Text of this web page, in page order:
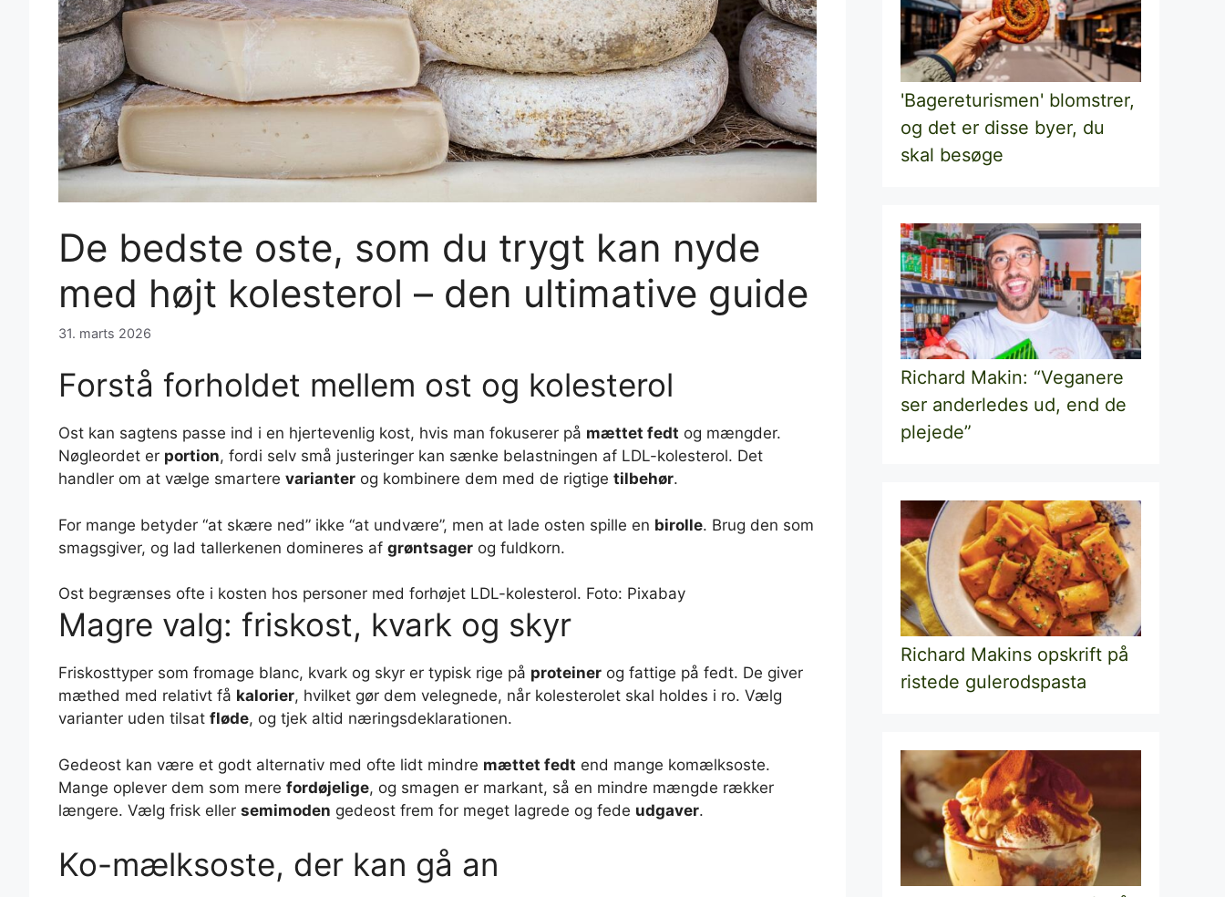
De bedste oste, som du trygt kan nyde
med højt kolesterol – den ultimative guide
31. marts 2026
Forstå forholdet mellem ost og kolesterol
Ost kan sagtens passe ind i en hjertevenlig kost, hvis man fokuserer på mættet fedt og mængder.
Nøgleordet er portion, fordi selv små justeringer kan sænke belastningen af LDL-kolesterol. Det
handler om at vælge smartere varianter og kombinere dem med de rigtige tilbehør.
For mange betyder “at skære ned” ikke “at undvære”, men at lade osten spille en birolle. Brug den som
smagsgiver, og lad tallerkenen domineres af grøntsager og fuldkorn.
Ost begrænses ofte i kosten hos personer med forhøjet LDL-kolesterol. Foto: Pixabay
Magre valg: friskost, kvark og skyr
Friskosttyper som fromage blanc, kvark og skyr er typisk rige på proteiner og fattige på fedt. De giver
mæthed med relativt få kalorier, hvilket gør dem velegnede, når kolesterolet skal holdes i ro. Vælg
varianter uden tilsat fløde, og tjek altid næringsdeklarationen.
Gedeost kan være et godt alternativ med ofte lidt mindre mættet fedt end mange komælksoste.
Mange oplever dem som mere fordøjelige, og smagen er markant, så en mindre mængde rækker
længere. Vælg frisk eller semimoden gedeost frem for meget lagrede og fede udgaver.
Ko-mælksoste, der kan gå an
'Bagereturismen' blomstrer,
og det er disse byer, du
skal besøge
Richard Makin: “Veganere
ser anderledes ud, end de
plejede”
Richard Makins opskrift på
ristede gulerodspasta